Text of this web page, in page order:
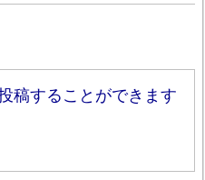
稿することができます